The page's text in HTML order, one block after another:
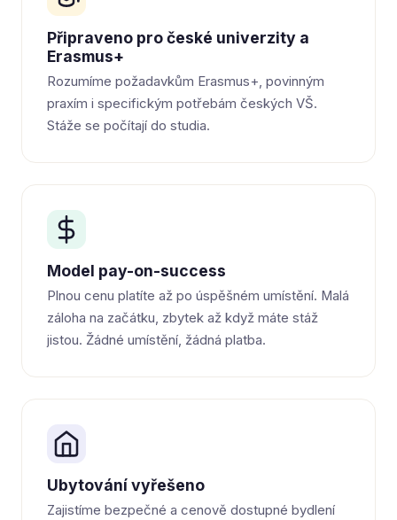
Připraveno pro české univerzity a
Erasmus+
Rozumíme požadavkům Erasmus+, povinným
praxím i specifickým potřebám českých VŠ.
Stáže se počítají do studia.
Model pay-on-success
Plnou cenu platíte až po úspěšném umístění. Malá
záloha na začátku, zbytek až když máte stáž
jistou. Žádné umístění, žádná platba.
Ubytování vyřešeno
Zajistíme bezpečné a cenově dostupné bydlení